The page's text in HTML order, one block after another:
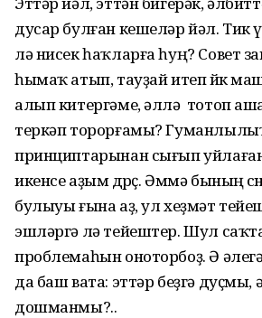
дусар булған кешеләр йәл. Тик
лә нисек һаҡларға һуң? Совет
һымаҡ атып, тауҙай итеп йөк
алып китергәме, әллә тотоп
теркәп торорғамы?
принциптарынан сығып
икенсе аҙым дөрөҫ. Әммә бының
булыуы ғына аҙ, ул хеҙмәт
эшләргә лә тейештер. Шул
проблемаһын оноторбоҙ. Ә
да баш вата: эттәр беҙгә дуҫмы,
дошманмы?..